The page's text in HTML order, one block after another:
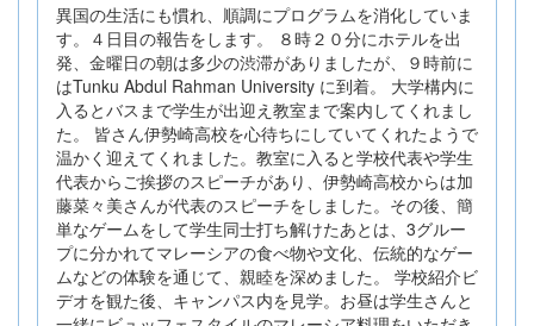
異国の生活にも慣れ、順調にプログラムを消化していま
す。４日目の報告をします。 ８時２０分にホテルを出
発、金曜日の朝は多少の渋滞がありましたが、９時前に
はTunku Abdul Rahman University に到着。 大学構内に
入るとバスまで学生が出迎え教室まで案内してくれまし
た。 皆さん伊勢崎高校を心待ちにしていてくれたようで
温かく迎えてくれました。教室に入ると学校代表や学生
代表からご挨拶のスピーチがあり、伊勢崎高校からは加
藤菜々美さんが代表のスピーチをしました。その後、簡
単なゲームをして学生同士打ち解けたあとは、3グルー
プに分かれてマレーシアの食べ物や文化、伝統的なゲー
ムなどの体験を通じて、親睦を深めました。 学校紹介ビ
デオを観た後、キャンパス内を見学。お昼は学生さんと